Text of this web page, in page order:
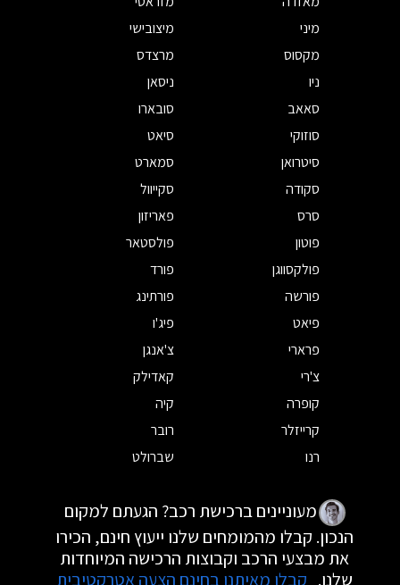
מיני
מיצובישי
מקסוס
מרצדס
ניו
ניסאן
סאאב
סובארו
סוזוקי
סיאט
סיטרואן
סמארט
סקודה
סקייוול
סרס
פאריזון
פוטון
פולסטאר
פולקסווגן
פורד
פורשה
פורתינג
פיאט
פיג'ו
פרארי
צ'אנגן
צ'רי
קאדילק
קופרה
קיה
קרייזלר
רובר
רנו
שברולט
מעוניינים ברכישת רכב? הגעתם למקום
הנכון. קבלו מהמומחים שלנו ייעוץ חינם, הכירו
את מבצעי הרכב וקבוצות הרכישה המיוחדות
שלנו. קבלו מאיתנו בחינם הצעה אטרקטיבית